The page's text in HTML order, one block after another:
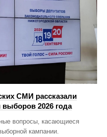
СМИ рассказали
выборов 2026 года
вопросы, касающиеся
кампании.